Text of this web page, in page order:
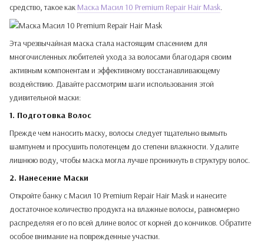
средство, такое как Маска Масил 10 Premium Repair Hair Mask.
Эта чрезвычайная маска стала настоящим спасением для
многочисленных любителей ухода за волосами благодаря своим
активным компонентам и эффективному восстанавливающему
воздействию. Давайте рассмотрим шаги использования этой
удивительной маски:
1. Подготовка Волос
Прежде чем наносить маску, волосы следует тщательно вымыть
шампунем и просушить полотенцем до степени влажности. Удалите
лишнюю воду, чтобы маска могла лучше проникнуть в структуру волос.
2. Нанесение Маски
Откройте банку с Масил 10 Premium Repair Hair Mask и нанесите
достаточное количество продукта на влажные волосы, равномерно
распределяя его по всей длине волос от корней до кончиков. Обратите
особое внимание на поврежденные участки.